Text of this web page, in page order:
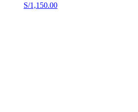
S/1,150.00